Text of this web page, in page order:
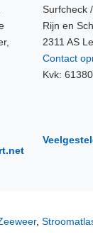
Surfcheck
Rijn en
2311 AS
Contact
Kvk:
,